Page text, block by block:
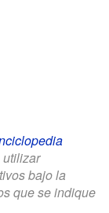
bajo la
que se indique